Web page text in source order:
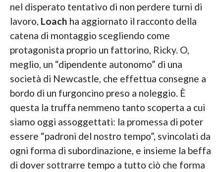
nel disperato tentativo di non perdere turni di
lavoro, Loach ha aggiornato il racconto della
catena di montaggio scegliendo come
protagonista proprio un fattorino, Ricky. O,
meglio, un “dipendente autonomo” di una
società di Newcastle, che effettua consegne a
bordo di un furgoncino preso a noleggio. È
questa la truffa nemmeno tanto scoperta a cui
siamo oggi assoggettati: la promessa di poter
essere “padroni del nostro tempo”, svincolati da
ogni forma di subordinazione, e insieme la beffa
di dover sottrarre tempo a tutto ciò che forma